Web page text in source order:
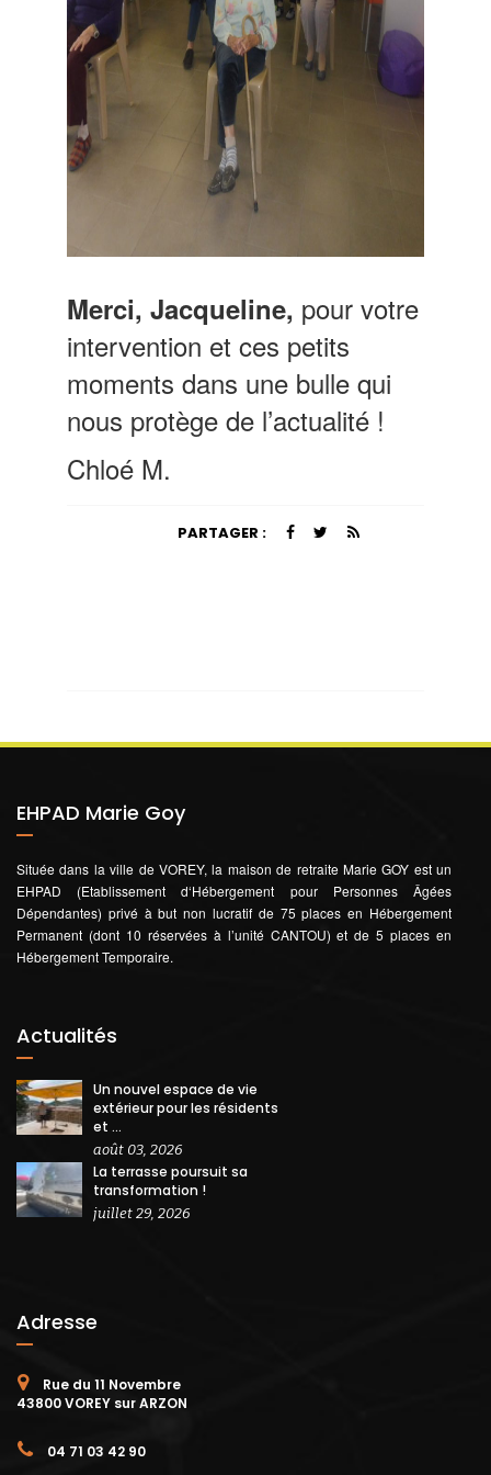
Merci, Jacqueline, pour votre
intervention et ces petits
moments dans une bulle qui
nous protège de l’actualité !
Chloé M.
PARTAGER :
EHPAD Marie Goy
Située dans la ville de VOREY, la maison de retraite Marie GOY est un
EHPAD (Etablissement d‘Hébergement pour Personnes Âgées
Dépendantes) privé à but non lucratif de 75 places en Hébergement
Permanent (dont 10 réservées à l’unité CANTOU) et de 5 places en
Hébergement Temporaire.
Actualités
Un nouvel espace de vie
extérieur pour les résidents
et ...
août 03, 2026
La terrasse poursuit sa
transformation !
juillet 29, 2026
Adresse
Rue du 11 Novembre
43800 VOREY sur ARZON
04 71 03 42 90